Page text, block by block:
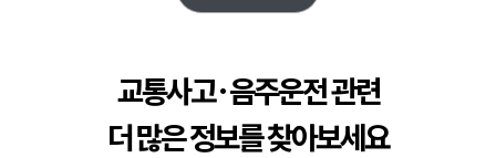
교통사고·음주운전 관련
더 많은 정보를 찾아보세요